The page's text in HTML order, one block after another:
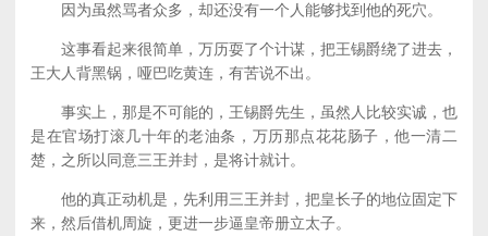
因为虽然骂者众多，却还没有一个人能够找到他的死穴。
这事看起来很简单，万历耍了个计谋，把王锡爵绕了进去，
王大人背黑锅，哑巴吃黄连，有苦说不出。
事实上，那是不可能的，王锡爵先生，虽然人比较实诚，也
是在官场打滚几十年的老油条，万历那点花花肠子，他一清二
楚，之所以同意三王并封，是将计就计。
他的真正动机是，先利用三王并封，把皇长子的地位固定下
来，然后借机周旋，更进一步逼皇帝册立太子。